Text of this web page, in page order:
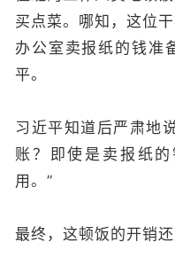
买点菜。哪知，这位
办公室卖报纸的钱准
平。
习近平知道后严肃地
账？即使是卖报纸
用。”
最终，这顿饭的开销